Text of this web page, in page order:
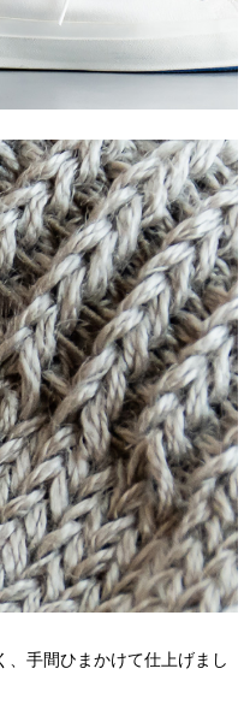
、手間ひまかけて仕上げまし